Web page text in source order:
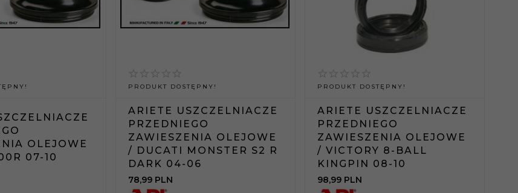
OLEJOWE
07-10
PRODUKT DOSTĘPNY!
ARIETE USZCZELNIACZE
PRZEDNIEGO
ZAWIESZENIA OLEJOWE
/ DUCATI MONSTER S2 R
DARK 04-06
78,99 PLN
PRODUKT DOSTĘPNY!
ARIETE USZCZELNIACZE
PRZEDNIEGO
ZAWIESZENIA OLEJOWE
/ VICTORY 8-BALL
KINGPIN 08-10
98,99 PLN